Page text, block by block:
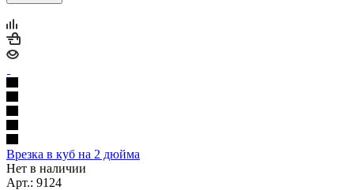
Врезка в куб на 2 дюйма
Нет в наличии
Арт.: 9124